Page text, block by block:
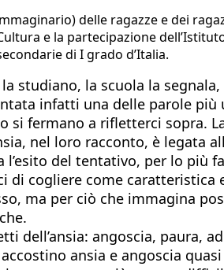
delle ragazze e dei
e la partecipazione
di I grado d’Italia.
studiano, la scuola la
infatti una delle parole
fermano a rifletterci sopra.
nel loro racconto, è legata
l’esito del tentativo, per lo
cogliere come caratteristica
ma per ciò che immagina
dell’ansia: angoscia, paura,
ansia e angoscia